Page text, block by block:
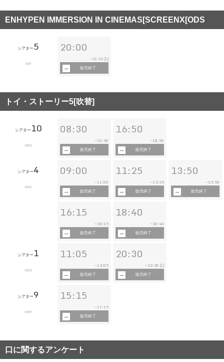
ENHYPEN IMMERSION IN CINEMAS[SCREENX[ODS
シアター5
52分
20:00
~ 21:10 [L]
販売終了
トイ・ストーリー5[吹替]
シアター10
102分
08:30
~10:30
販売終了
16:50
~18:50
販売終了
シアター4
102分
09:00
~11:00
販売終了
11:25
~13:25
販売終了
13:50
~15:50
販売終了
16:15
~18:15
販売終了
18:40
~ 20:40
販売終了
シアター 1
102分
11:05
~13:05
販売終了
20:30
~ 22:30 [L]
販売終了
シアター9
102分
15:15
~17:15
販売終了
口に関するアンケート